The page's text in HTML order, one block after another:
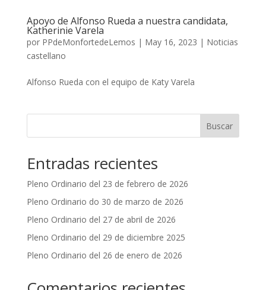
Apoyo de Alfonso Rueda a nuestra candidata,
Katherinie Varela
por PPdeMonfortedeLemos | May 16, 2023 | Noticias
castellano
Alfonso Rueda con el equipo de Katy Varela
Buscar
Entradas recientes
Pleno Ordinario del 23 de febrero de 2026
Pleno Ordinario do 30 de marzo de 2026
Pleno Ordinario del 27 de abril de 2026
Pleno Ordinario del 29 de diciembre 2025
Pleno Ordinario del 26 de enero de 2026